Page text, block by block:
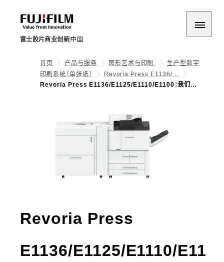
富士胶片商业创新 中国
首页 产品与服务 图形艺术与印刷
生产型数字
印刷系统（单张纸）
Revoria Press E1136/…
Revoria Press E1136/E1125/E1110/E1100：我们…
Revoria Press
E1136/E1125/E1110/E11